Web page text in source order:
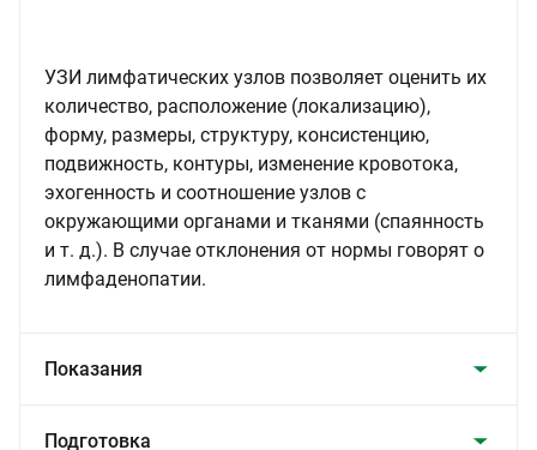
УЗИ лимфатических узлов позволяет оценить их
количество, расположение (локализацию),
форму, размеры, структуру, консистенцию,
подвижность, контуры, изменение кровотока,
эхогенность и соотношение узлов с
окружающими органами и тканями (спаянность
и т. д.). В случае отклонения от нормы говорят о
лимфаденопатии.
Показания
Подготовка